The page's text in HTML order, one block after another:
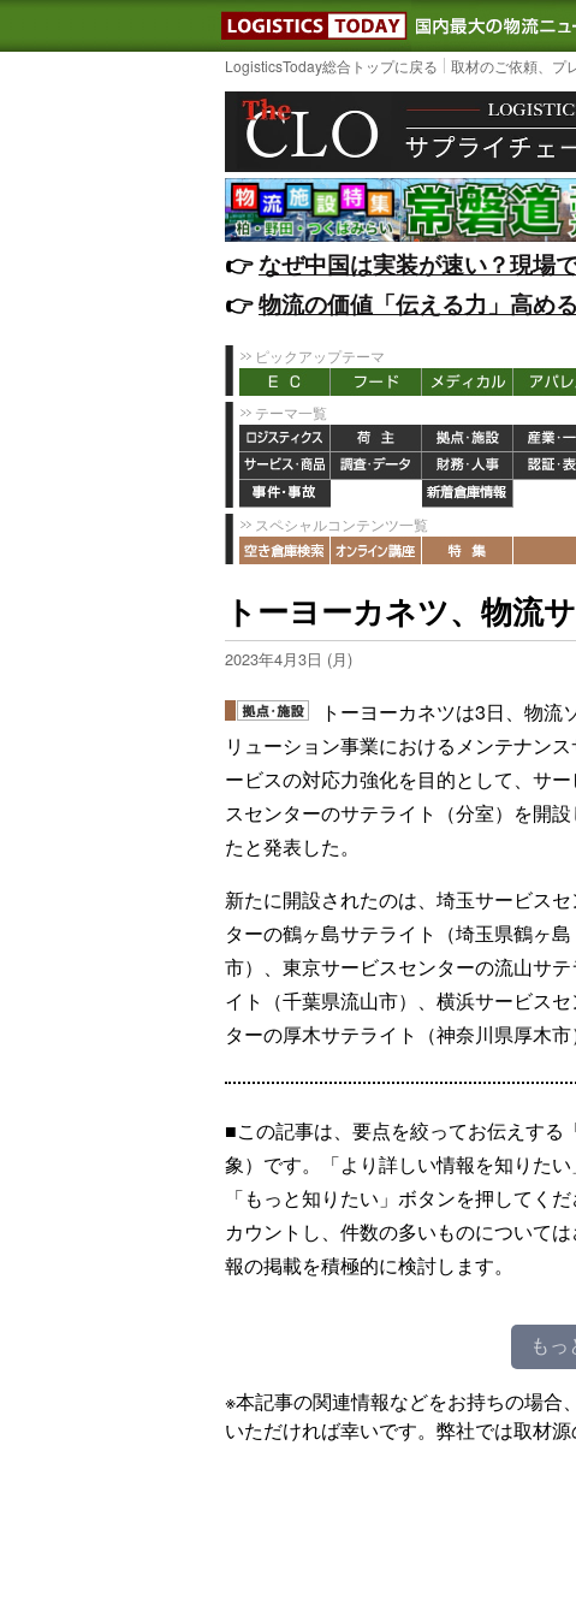
LOGISTICS
LogisticsToday総合トップに戻る 取材のご依頼、プ
👉️なぜ中国は実装が速い？現場
👉️物流の価値「伝える力」高め
ピックアップテーマ
テーマ一覧
スペシャルコンテンツ一覧
トーヨーカネツ、物流
2023年4月3日 (月)
トーヨーカネツは3日、物流
リューション事業におけるメンテナンス
ービスの対応力強化を目的として、サ
スセンターのサテライト（分室）を開設
たと発表した。
新たに開設されたのは、埼玉サービスセ
ターの鶴ヶ島サテライト（埼玉県鶴ヶ島
市）、東京サービスセンターの流山サテ
イト（千葉県流山市）、横浜サービスセ
ターの厚木サテライト（神奈川県厚木
■この記事は、要点を絞ってお伝えす
象）です。「より詳しい情報を知りた
「もっと知りたい」ボタンを押してく
カウントし、件数の多いものについて
報の掲載を積極的に検討します。
もっ
※本記事の関連情報などをお持ちの場合
いただければ幸いです。弊社では取材源